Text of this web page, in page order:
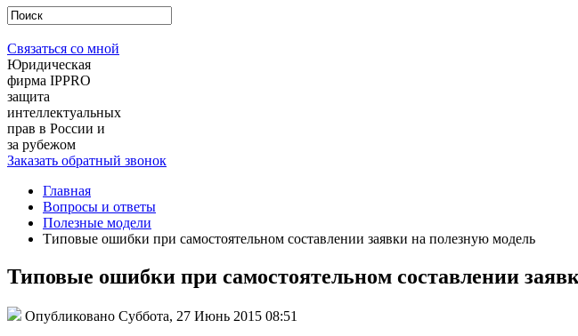
Связаться со мной
Юридическая
фирма IPPRO
защита
интеллектуальных
прав в России и
за рубежом
Заказать обратный звонок
Главная
Вопросы и ответы
Полезные модели
Типовые ошибки при самостоятельном составлении заявки на полезную модель
Типовые ошибки при самостоятельном составлении
Опубликовано Суббота, 27 Июнь 2015 08:51